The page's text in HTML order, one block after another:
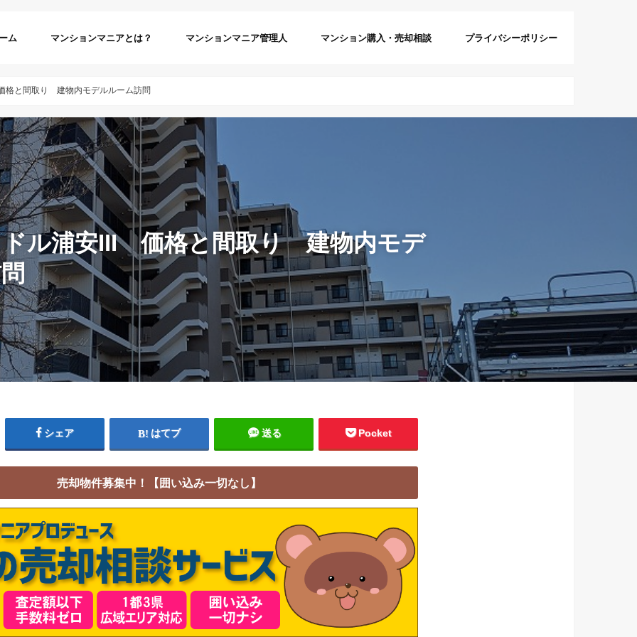
ム マンションマニアとは？ マンションマニア管理人 マンション購入・売却相談 プライバシーポリシー
格と間取り 建物内モデルルーム訪問
ドル浦安III 価格と間取り 建物内モデ
シェア はてブ 送る Pocket
売却物件募集中！【囲い込み一切なし】